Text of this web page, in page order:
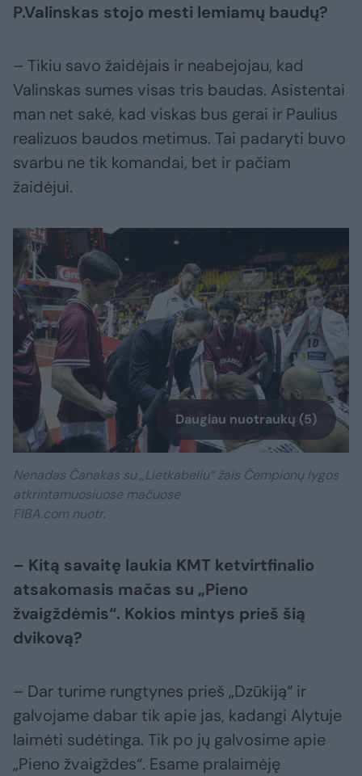
P.Valinskas stojo mesti lemiamų baudų?
– Tikiu savo žaidėjais ir neabejojau, kad
Valinskas sumes visas tris baudas. Asistentai
man net sakė, kad viskas bus gerai ir Paulius
realizuos baudos metimus. Tai padaryti buvo
svarbu ne tik komandai, bet ir pačiam
žaidėjui.
Daugiau nuotraukų (5)
Nenadas Čanakas su „Lietkabeliu“ žais Čempionų lygos
atkrintamuosiuose mačuose
FIBA.com nuotr.
– Kitą savaitę laukia KMT ketvirtfinalio
atsakomasis mačas su „Pieno
žvaigždėmis“. Kokios mintys prieš šią
dvikovą?
– Dar turime rungtynes prieš „Dzūkiją“ ir
galvojame dabar tik apie jas, kadangi Alytuje
laimėti sudėtinga. Tik po jų galvosime apie
„Pieno žvaigždes“. Esame pralaimėję